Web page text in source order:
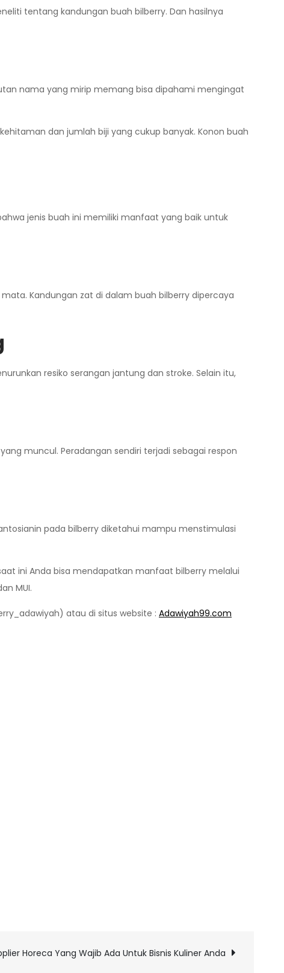
tentang kandungan buah bilberry. Dan hasilnya
nama yang mirip memang bisa dipahami mengingat
dan jumlah biji yang cukup banyak. Konon buah
jenis buah ini memiliki manfaat yang baik untuk
Kandungan zat di dalam buah bilberry dipercaya
resiko serangan jantung dan stroke. Selain itu,
muncul. Peradangan sendiri terjadi sebagai respon
pada bilberry diketahui mampu menstimulasi
ini Anda bisa mendapatkan manfaat bilberry melalui
MUI.
atau di situs website : Adawiyah99.com
Horeca Yang Wajib Ada Untuk Bisnis Kuliner Anda